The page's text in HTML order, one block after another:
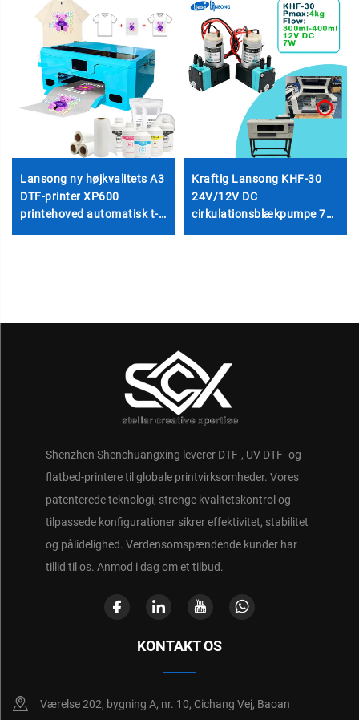
Lansong ny højkvalitets A3
DTF-printer XP600
printehoved automatisk t-
shirt transfermaskine 1 års
Kraftig Lansong KHF-30
24V/12V DC
cirkulationsblækpumpe 7W
Eco-Solvent kompatibel ny
Shenzhen Shenchuangxing leverer DTF-, UV DTF- og
flatbed-printere til globale printvirksomheder. Vores
patenterede teknologi, strenge kvalitetskontrol og
tilpassede konfigurationer sikrer effektivitet, stabilitet
og pålidelighed. Verdensomspændende kunder har
tillid til os. Anmod i dag om et tilbud.
KONTAKT OS
Værelse 202, bygning A, nr. 10, Cichang Vej, Baoan